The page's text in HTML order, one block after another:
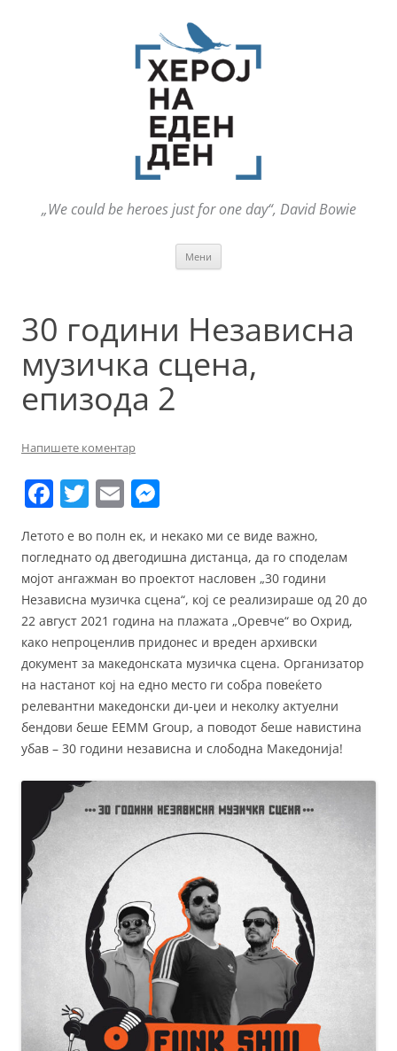
„We could be heroes just for one day“, David Bowie
Мени
30 години Независна
музичка сцена,
епизода 2
Напишете коментар
F
c
e
b
o
o
k
T
itt
er
E
ai
l
ss
e
n
g
er
Летото е во полн ек, и некако ми се виде важно,
погледнато од двегодишна дистанца, да го споделам
мојот ангажман во проектот насловен „30 години
Независна музичка сцена“, кој се реализираше од 20 до
22 август 2021 година на плажата „Оревче“ во Охрид,
како непроценлив придонес и вреден архивски
документ за македонската музичка сцена. Организатор
на настанот кој на едно место ги собра повеќето
релевантни македонски ди-џеи и неколку актуелни
бендови беше ЕЕММ Group, a поводот беше навистина
убав – 30 години независна и слободна Македонија!